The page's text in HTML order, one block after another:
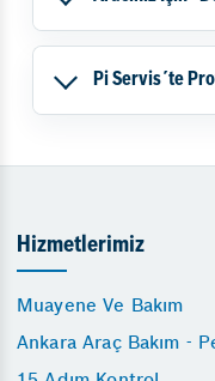
Pi Servis´te
Hizmetlerimiz
Muayene Ve Bakım
Ankara Araç Bakım -